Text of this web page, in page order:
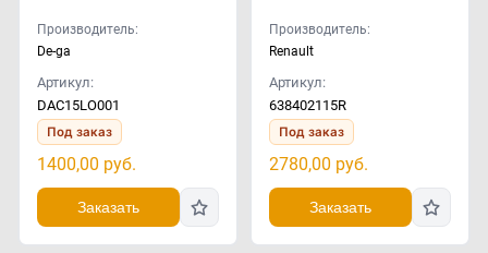
Производитель:
De-ga
Артикул:
DAC15LO001
Под заказ
1400,00 руб.
Заказать
Производитель:
Renault
Артикул:
638402115R
Под заказ
2780,00 руб.
Заказать